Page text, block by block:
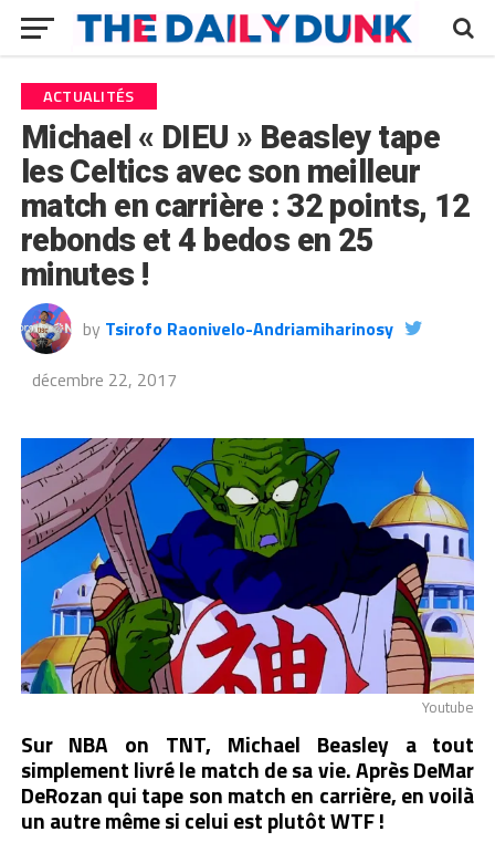
ACTUALITÉS
Michael « DIEU » Beasley tape
les Celtics avec son meilleur
match en carrière : 32 points, 12
rebonds et 4 bedos en 25
minutes !
by Tsirofo Raonivelo-Andriamiharinosy
décembre 22, 2017
Youtube
Sur NBA on TNT, Michael Beasley a tout
simplement livré le match de sa vie. Après DeMar
DeRozan qui tape son match en carrière, en voilà
un autre même si celui est plutôt WTF !